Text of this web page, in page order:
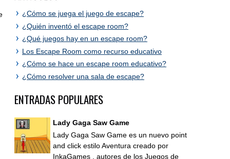
¿Cómo se juega el juego de escape?
¿Quién inventó el escape room?
¿Qué juegos hay en un escape room?
Los Escape Room como recurso educativo
¿Cómo se hace un escape room educativo?
¿Cómo resolver una sala de escape?
ENTRADAS POPULARES
Lady Gaga Saw Game
Lady Gaga Saw Game es un nuevo point
and click estilo Aventura creado por
InkaGames , autores de los Juegos de